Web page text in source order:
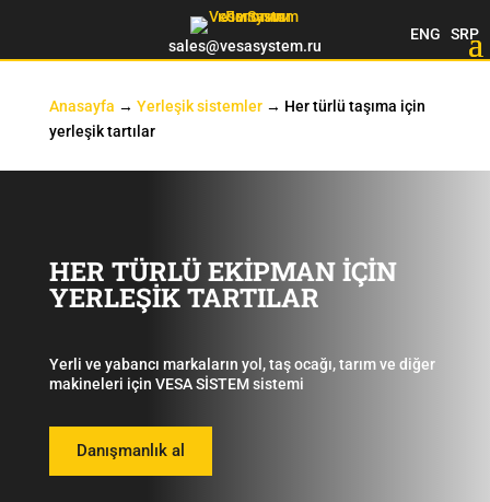
ENG SRP
sales@vesasystem.ru
Anasayfa → Yerleşik sistemler→ Her türlü taşıma için
yerleşik tartılar
HER TÜRLÜ EKİPMAN İÇİN
YERLEŞİK TARTILAR
Yerli ve yabancı markaların yol, taş ocağı, tarım ve diğer
makineleri için VESA SİSTEM sistemi
Danışmanlık al